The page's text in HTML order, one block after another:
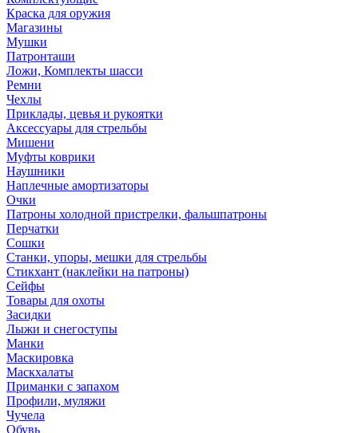
Краска для оружия
Магазины
Мушки
Патронташи
Ложи, Комплекты шасси
Ремни
Чехлы
Приклады, цевья и рукоятки
Аксессуары для стрельбы
Мишени
Муфты коврики
Наушники
Наплечные амортизаторы
Очки
Патроны холодной пристрелки, фальшпатроны
Перчатки
Сошки
Станки, упоры, мешки для стрельбы
Стикхант (наклейки на патроны)
Сейфы
Товары для охоты
Засидки
Лыжи и снегоступы
Манки
Маскировка
Маскхалаты
Приманки с запахом
Профили, муляжи
Чучела
Обувь